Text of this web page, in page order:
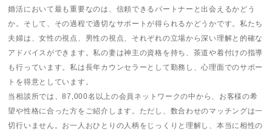
婚活において最も重要なのは、信頼できるパートナーと出会えるかどう
か。そして、その過程で適切なサポートが得られるかどうかです。私たち
夫婦は、女性の視点、男性の視点、それぞれの立場から深い理解と的確な
アドバイスができます。私の妻は神主の資格を持ち、茶道や着付けの指導
も行っています。私は長年カウンセラーとして勤務し、心理面でのサポー
トを得意としています。
当相談所では、87,000名以上の会員ネットワークの中から、お客様の希
望や性格に合った方をご紹介します。ただし、数合わせのマッチングは一
切行いません。お一人おひとりの人柄をじっくりと理解し、本当に相性の